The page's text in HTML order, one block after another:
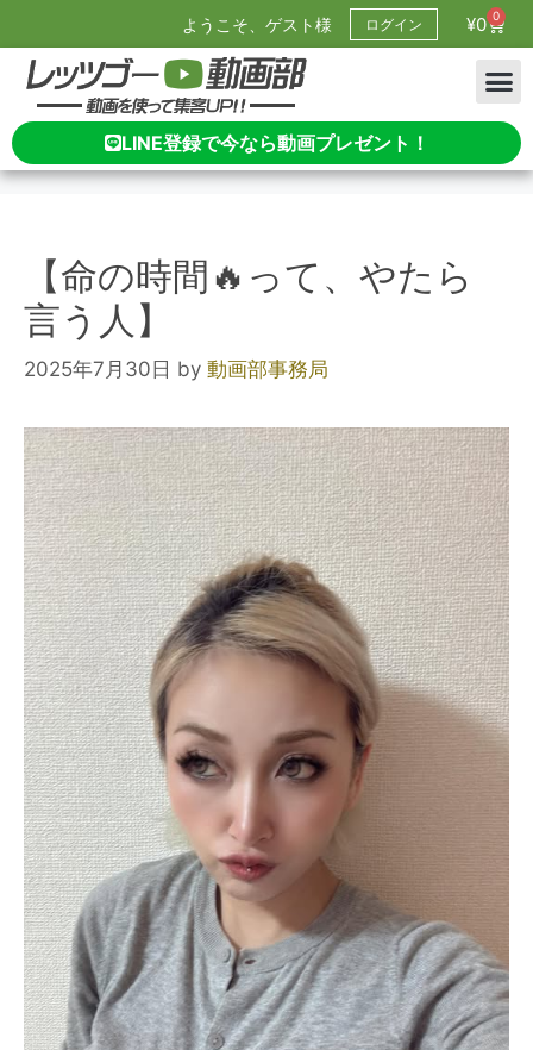
ようこそ、ゲスト様 ログイン ¥0 0
LINE登録で今なら動画プレゼント！
【命の時間🔥って、やたら
言う人】
2025年7月30日 by 動画部事務局